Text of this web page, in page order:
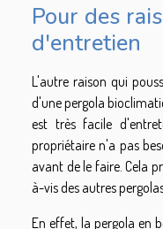
Pour des
d'entretien
L'autre raison qui
d'une pergola
est très facile
propriétaire n'a pas
avant de le faire. Cela
à-vis des autres
En effet, la pergola en